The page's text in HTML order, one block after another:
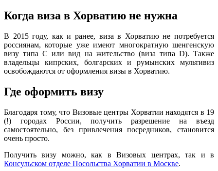
Когда виза в Хорватию не нужна
В 2015 году, как и ранее, виза в Хорватию не потребуется
россиянам, которые уже имеют многократную шенгенскую
визу типа С или вид на жительство (виза типа D). Также
владельцы кипрских, болгарских и румынских мультивиз
освобождаются от оформления визы в Хорватию.
Где оформить визу
Благодаря тому, что Визовые центры Хорватии находятся в 19
(!) городах России, получить разрешение на въезд
самостоятельно, без привлечения посредников, становится
очень просто.
Получить визу можно, как в Визовых центрах, так и в
Консульском отделе Посольства Хорватии в Москве.